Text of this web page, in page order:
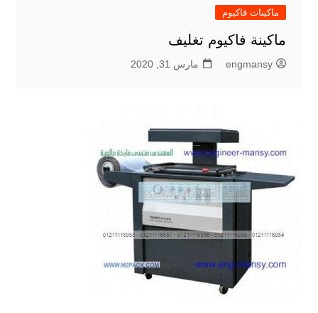
ماكينات فاكيوم
ماكينة فاكيوم تغليف
engmansy مارس 31, 2020